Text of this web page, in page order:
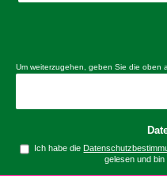
*
Um weiterzugehen, geben Sie die oben
Ich habe die
gelesen und bin